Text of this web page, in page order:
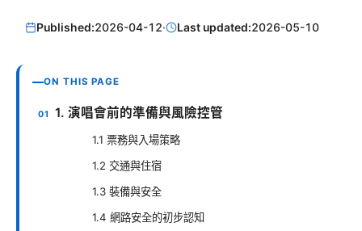
Published:2026-04-12· Last updated:2026-05-10
ON THIS PAGE
1. 演唱會前的準備與風險控管
1.1 票務與入場策略
1.2 交通與住宿
1.3 裝備與安全
1.4 網路安全的初步認知